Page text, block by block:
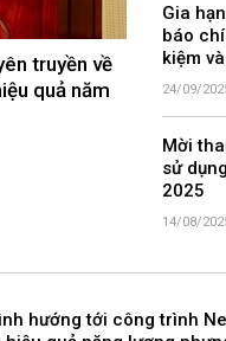
truyền về
quả năm
Gia
báo
kiệm
24/09/
Mời
sử
2025
14/08/
hướng tới công trình